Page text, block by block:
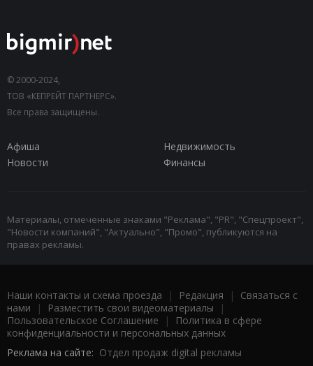
© 2000-2024,
ТОВ «КЕПРЕЙТ ПАРТНЕРС».
Все права защищены.
Афиша
Недвижимость
Новости
Финансы
Материалы, отмеченные знаками "Реклама", "PR", "Спецпроект",
"Новости компаний", "Актуально", "Промо", публикуются на
правах рекламы.
Наши контакты и схема проезда | Редакция | Связаться с
нами | Разместить свои видеоматериалы |
Пользовательское Соглашение |
Политика в сфере
конфиденциальности и персональных данных
Реклама на сайте: Отдел продаж digital рекламы